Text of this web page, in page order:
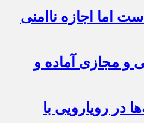
اما اجازه ناامنی
و مجازی آماده و
در رویارویی با